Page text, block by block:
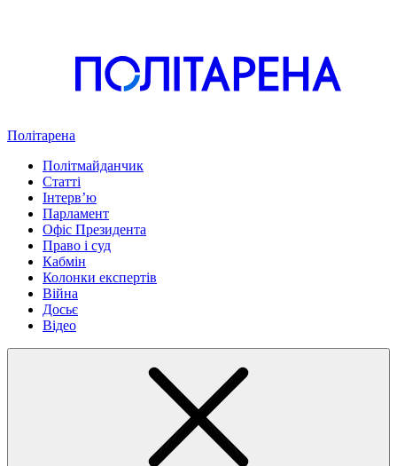
Політарена
Політмайданчик
Статті
Інтервʼю
Парламент
Офіс Президента
Право і суд
Кабмін
Колонки експертів
Війна
Досьє
Відео